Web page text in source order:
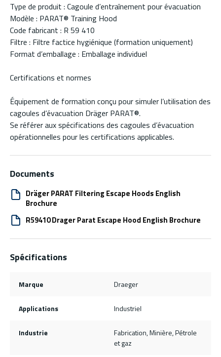
Type de produit : Cagoule d’entraînement pour évacuation
Modèle : PARAT® Training Hood
Code fabricant : R 59 410
Filtre : Filtre factice hygiénique (formation uniquement)
Format d’emballage : Emballage individuel
Certifications et normes
Équipement de formation conçu pour simuler l’utilisation des
cagoules d’évacuation Dräger PARAT®.
Se référer aux spécifications des cagoules d’évacuation
opérationnelles pour les certifications applicables.
Documents
Dräger PARAT Filtering Escape Hoods English
Brochure
R59410 Drager Parat Escape Hood English Brochure
Spécifications
Marque Draeger
Applications Industriel
Industrie
Fabrication, Minière, Pétrole
et gaz